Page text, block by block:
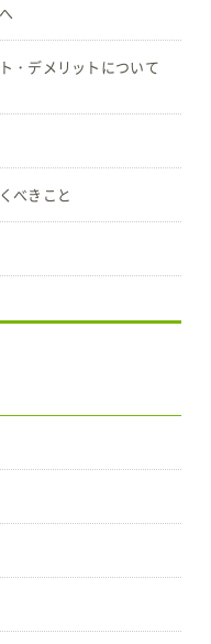
・デメリットについて
べきこと